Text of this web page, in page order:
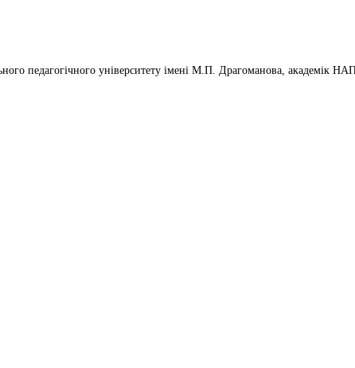
педагогічного університету імені М.П. Драгоманова, академік